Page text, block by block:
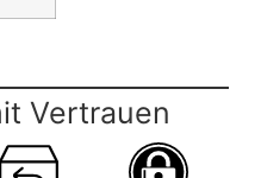
Vertrauen